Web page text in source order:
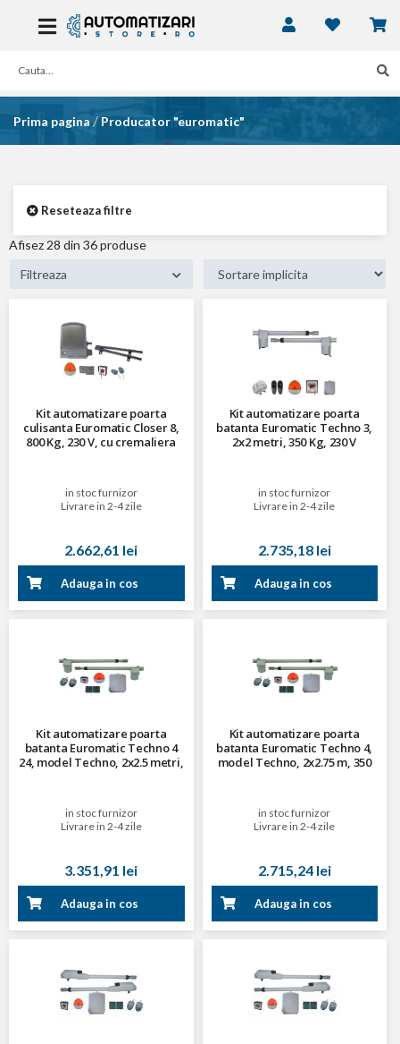
Prima pagina / Producator "euromatic"
Reseteaza filtre
Afisez 36 din 36 produse
Filtreaza
Kit automatizare poarta
culisanta Euromatic Closer 8,
800 Kg, 230 V, cu cremaliera
in stoc furnizor
Livrare in 2-4 zile
2.662,61 lei
Adauga in cos
Kit automatizare poarta
batanta Euromatic Techno 3,
2x2 metri, 350 Kg, 230 V
in stoc furnizor
Livrare in 2-4 zile
2.735,18 lei
Adauga in cos
Kit automatizare poarta
batanta Euromatic Techno 4
24, model Techno, 2x2.5 metri,
in stoc furnizor
Livrare in 2-4 zile
3.351,91 lei
Adauga in cos
Kit automatizare poarta
batanta Euromatic Techno 4,
model Techno, 2x2.75 m, 350
in stoc furnizor
Livrare in 2-4 zile
2.715,24 lei
Adauga in cos